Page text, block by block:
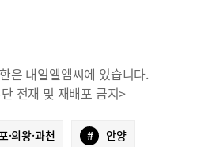
은 내일엘엠씨에 있습니다.
전재 및 재배포 금지>
·의왕·과천 # 안양